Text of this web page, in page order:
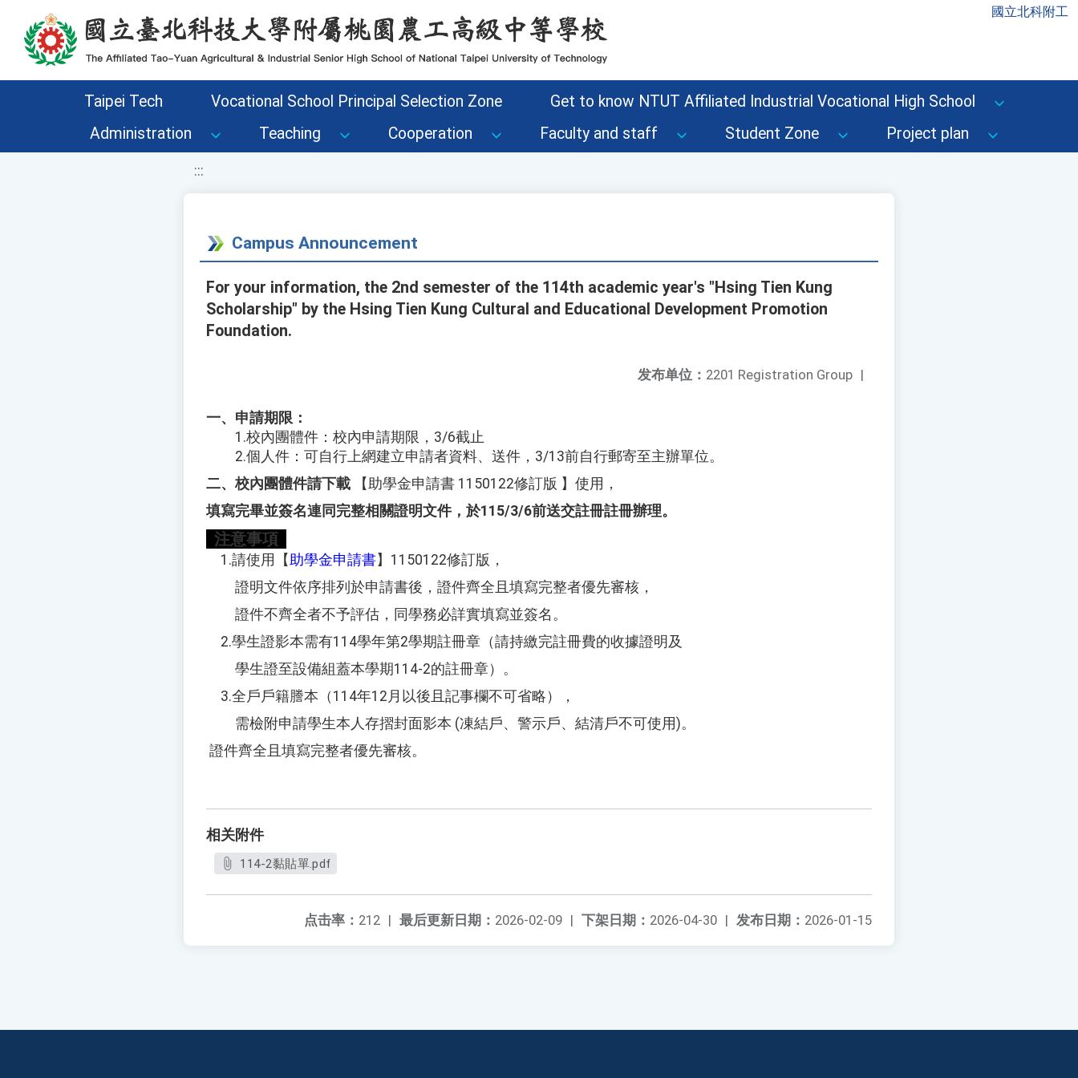
移至網頁之主要內容區位置 國立北科附工
Taipei Tech Vocational School Principal Selection Zone
Get to know NTUT Affiliated Industrial Vocational High School
Administration
Teaching Cooperation Faculty and staff Student Zone Project plan
:::
Campus Announcement
For your information, the 2nd semester of the 114th academic year's "Hsing Tien Kung
Scholarship" by the Hsing Tien Kung Cultural and Educational Development Promotion
Foundation.
发布单位： 2201 Registration Group |
一、申請期限：
1.校內團體件：校內申請期限，3/6截止
2.個人件：可自行上網建立申請者資料、送件，3/13前自行郵寄至主辦單位。
二、校內團體件請下載 【助學金申請書 1150122修訂版 】使用，
填寫完畢並簽名連同完整相關證明文件，於115/3/6前送交註冊註冊辦理。
注意事項
1.請使用【助學金申請書】1150122修訂版，
證明文件依序排列於申請書後，證件齊全且填寫完整者優先審核，
證件不齊全者不予評估，同學務必詳實填寫並簽名。
2.學生證影本需有114學年第2學期註冊章（請持繳完註冊費的收據證明及
學生證至設備組蓋本學期114-2的註冊章）。
3.全戶戶籍謄本（114年12月以後且記事欄不可省略），
需檢附申請學生本人存摺封面影本 (凍結戶、警示戶、結清戶不可使用)。
證件齊全且填寫完整者優先審核。
相关附件
114-2黏貼單.pdf
发布日期： 2026-01-15
下架日期： 2026-04-30 |
最后更新日期： 2026-02-09 |
点击率： 212 |